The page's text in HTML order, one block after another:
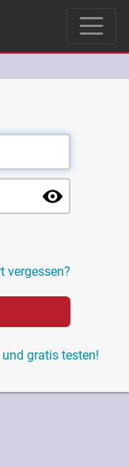
vergessen?
gratis testen!